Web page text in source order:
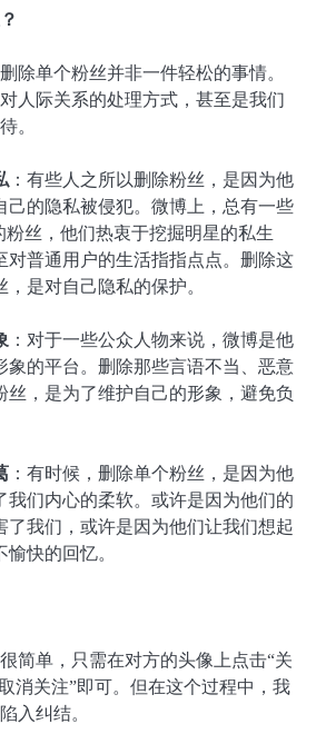
除单个粉丝并非一件轻松的事情。
人际关系的处理方式，甚至是我们
。
：有些人之所以删除粉丝，是因为他
己的隐私被侵犯。微博上，总有一些
粉丝，他们热衷于挖掘明星的私生
对普通用户的生活指指点点。删除这
，是对自己隐私的保护。
：对于一些公众人物来说，微博是他
象的平台。删除那些言语不当、恶意
丝，是为了维护自己的形象，避免负
：有时候，删除单个粉丝，是因为他
我们内心的柔软。或许是因为他们的
了我们，或许是因为他们让我们想起
愉快的回忆。
简单，只需在对方的头像上点击“关
消关注”即可。但在这个过程中，我
入纠结。